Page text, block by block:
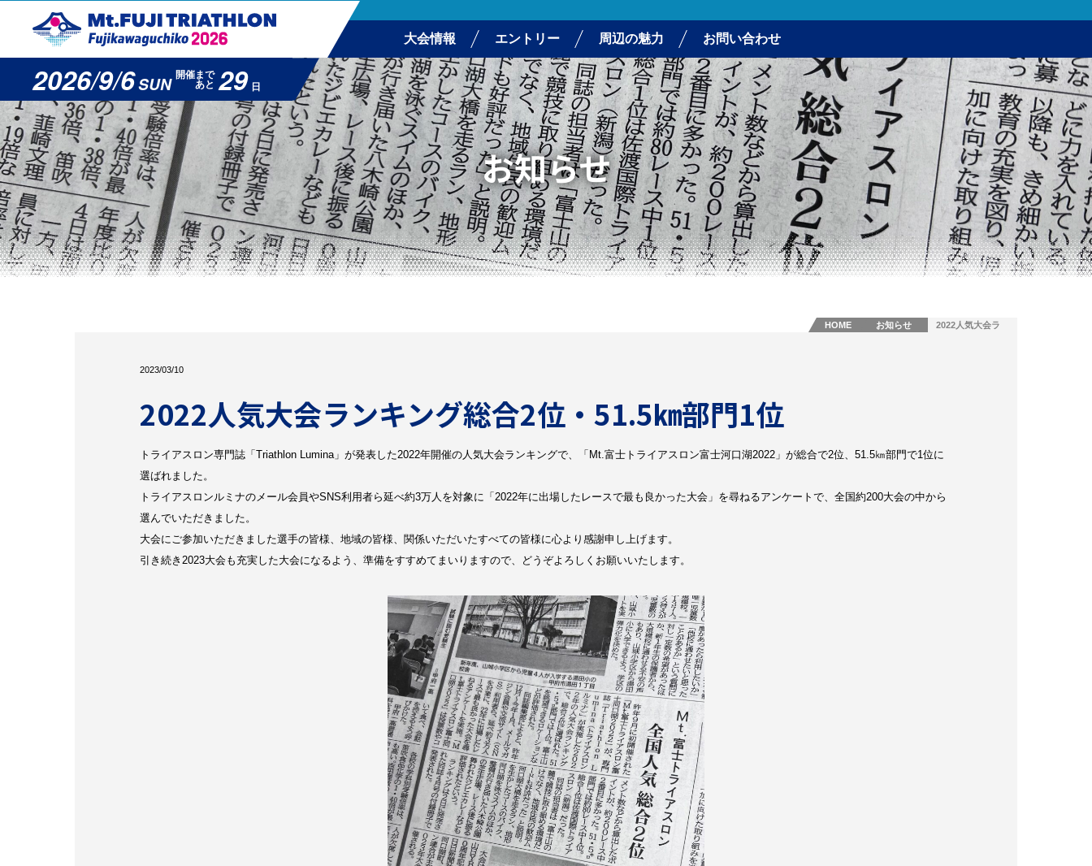
大会情報 エントリー 周辺の魅力 お問い合わせ
2026/9/6SUN 開催まで
あと 29 日
お知らせ
HOME お知らせ
2022人気大会ラ
2023/03/10
2022人気大会ランキング総合2位・51.5㎞部門1位
トライアスロン専門誌「Triathlon Lumina」が発表した2022年開催の人気大会ランキングで、「Mt.富士トライアスロン富士河口湖2022」が総合で2位、51.5㎞部門で1位に
選ばれました。
トライアスロンルミナのメール会員やSNS利用者ら延べ約3万人を対象に「2022年に出場したレースで最も良かった大会」を尋ねるアンケートで、全国約200大会の中から
選んでいただきました。
大会にご参加いただきました選手の皆様、地域の皆様、関係いただいたすべての皆様に心より感謝申し上げます。
引き続き2023大会も充実した大会になるよう、準備をすすめてまいりますので、どうぞよろしくお願いいたします。